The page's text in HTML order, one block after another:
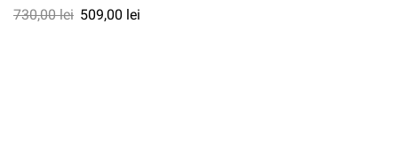
730,00lei 509,00 lei